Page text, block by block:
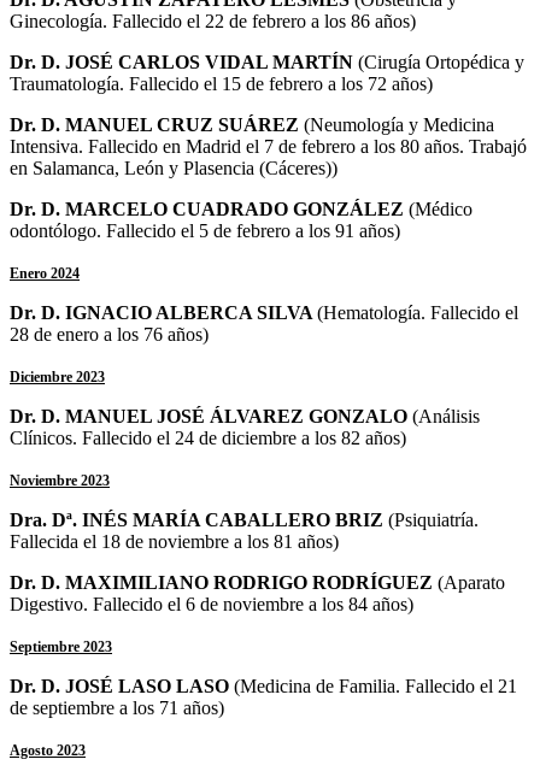
Ginecología. Fallecido el 22 de febrero a los 86 años)
Dr. D. JOSÉ CARLOS VIDAL MARTÍN (Cirugía Ortopédica y
Traumatología. Fallecido el 15 de febrero a los 72 años)
Dr. D. MANUEL CRUZ SUÁREZ (Neumología y Medicina
Intensiva. Fallecido en Madrid el 7 de febrero a los 80 años. Trabajó
en Salamanca, León y Plasencia (Cáceres))
Dr. D. MARCELO CUADRADO GONZÁLEZ (Médico
odontólogo. Fallecido el 5 de febrero a los 91 años)
Enero 2024
Dr. D. IGNACIO ALBERCA SILVA (Hematología. Fallecido el
28 de enero a los 76 años)
Diciembre 2023
Dr. D. MANUEL JOSÉ ÁLVAREZ GONZALO (Análisis
Clínicos. Fallecido el 24 de diciembre a los 82 años)
Noviembre 2023
Dra. Dª. INÉS MARÍA CABALLERO BRIZ (Psiquiatría.
Fallecida el 18 de noviembre a los 81 años)
Dr. D. MAXIMILIANO RODRIGO RODRÍGUEZ (Aparato
Digestivo. Fallecido el 6 de noviembre a los 84 años)
Septiembre 2023
Dr. D. JOSÉ LASO LASO (Medicina de Familia. Fallecido el 21
de septiembre a los 71 años)
Agosto 2023